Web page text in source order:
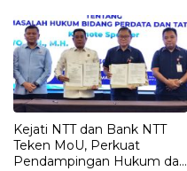
Kejati NTT dan Bank NTT
Teken MoU, Perkuat
Pendampingan Hukum dan